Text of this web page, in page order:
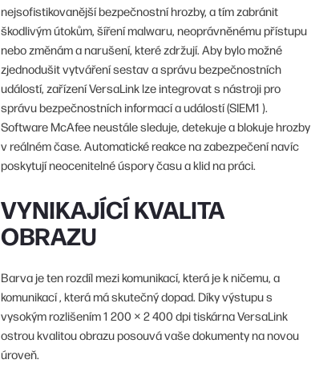
nejsofistikovanější bezpečnostní hrozby, a tím zabránit
škodlivým útokům, šíření malwaru, neoprávněnému přístupu
nebo změnám a narušení, které zdržují. Aby bylo možné
zjednodušit vytváření sestav a správu bezpečnostních
událostí, zařízení VersaLink lze integrovat s nástroji pro
správu bezpečnostních informací a událostí (SIEM1 ).
Software McAfee neustále sleduje, detekuje a blokuje hrozby
v reálném čase. Automatické reakce na zabezpečení navíc
poskytují neocenitelné úspory času a klid na práci.
VYNIKAJÍCÍ KVALITA
OBRAZU
Barva je ten rozdíl mezi komunikací, která je k ničemu, a
komunikací , která má skutečný dopad. Díky výstupu s
vysokým rozlišením 1 200 × 2 400 dpi tiskárna VersaLink
ostrou kvalitou obrazu posouvá vaše dokumenty na novou
úroveň.